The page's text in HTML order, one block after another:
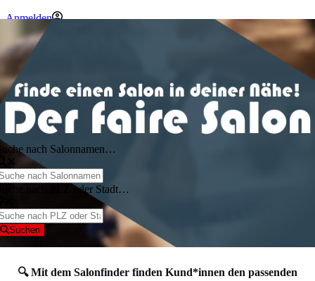
Anmelden
Suchen
Suchen
Anmelden
Menü
nach Salonnamen…
nach PLZ oder Stadt…
Suchen
🔍 Mit dem Salonfinder finden Kund*innen den passenden